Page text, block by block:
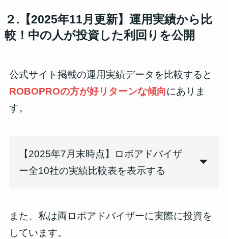
２. 【2025年11月更新】 運用実績から比
較！中の人が投資した利回りを公開
公式サイト掲載の運用実績データを比較すると
ROBOPROの方が好リターンな傾向にありま
す。
【2025年7月末時点】ロボアドバイザ
ー全10社の実績比較表を表示する
また、私は両ロボアドバイザーに実際に投資を
しています。